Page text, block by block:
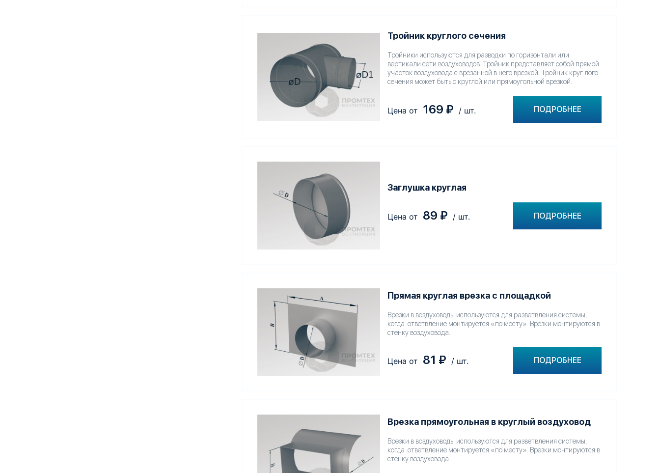
Тройник круглого сечения
Тройники используются для разводки по горизонтали или
вертикали сети воздуховодов. Тройник представляет собой прямой
участок воздуховода с врезанной в него врезкой. Тройник круг лого
сечения может быть с круглой или прямоугольной врезкой.
Цена от 169 ₽ / шт. ПОДРОБНЕЕ
Заглушка круглая
Цена от 89 ₽ / шт. ПОДРОБНЕЕ
Прямая круглая врезка с площадкой
Врезки в воздуховоды используются для разветвления системы,
когда ответвление монтируется «по месту». Врезки монтируются в
стенку воздуховода.
Цена от 81 ₽ / шт. ПОДРОБНЕЕ
Врезка прямоугольная в круглый воздуховод
Врезки в воздуховоды используются для разветвления системы,
когда ответвление монтируется «по месту». Врезки монтируются в
стенку воздуховода.